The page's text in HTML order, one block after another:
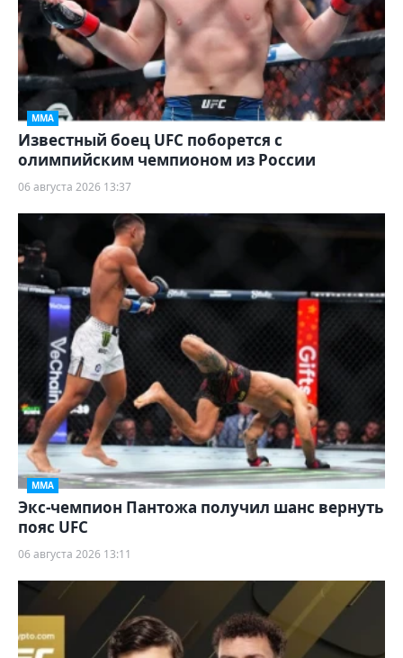
ММА
Известный боец UFC поборется с
олимпийским чемпионом из России
06 августа 2026 13:37
ММА
Экс-чемпион Пантожа получил шанс вернуть
пояс UFC
06 августа 2026 13:11